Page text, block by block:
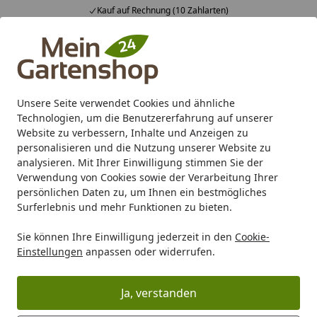
Unsere Seite verwendet Cookies und ähnliche
Technologien, um die Benutzererfahrung auf unserer
Website zu verbessern, Inhalte und Anzeigen zu
personalisieren und die Nutzung unserer Website zu
analysieren. Mit Ihrer Einwilligung stimmen Sie der
Verwendung von Cookies sowie der Verarbeitung Ihrer
persönlichen Daten zu, um Ihnen ein bestmögliches
Surferlebnis und mehr Funktionen zu bieten.
Sie können Ihre Einwilligung jederzeit in den Cookie-
Einstellungen anpassen oder widerrufen.
Ja, verstanden
Kauf auf Rechnung (10 Zahlarten)
Alle Produkte
Mein Konto
Suchen
Startseite
Ausbildung: Kaufmann-/frau E-Commerce
Commerce (m/w/d)
Kaufmann/-frau E-Commerce (m/w/d)
Die KÖMPF Onlineshops GmbH (www.koempf24.de) mit